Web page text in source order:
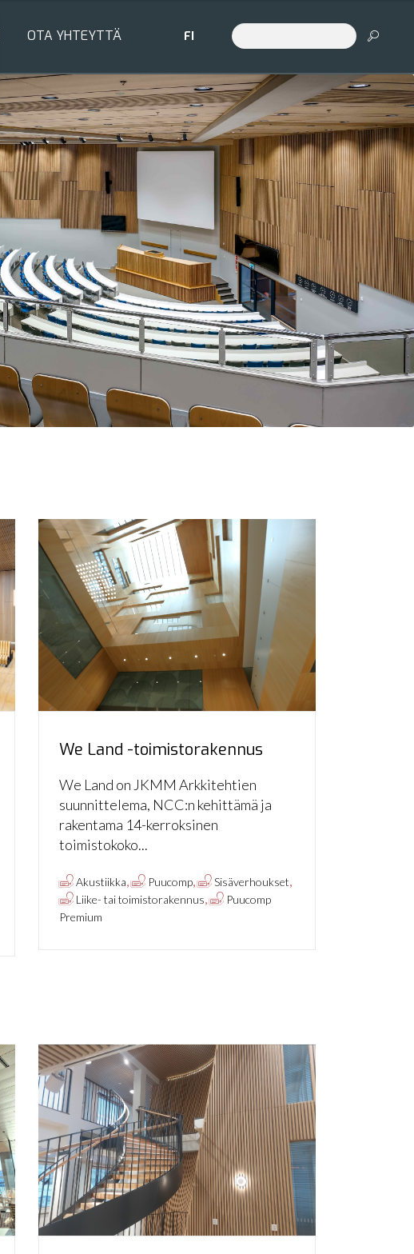
OTA YHTEYTTÄ FI
We Land -toimistorakennus
We Land on JKMM Arkkitehtien
suunnittelema, NCC:n kehittämä ja
rakentama 14-kerroksinen
toimistokoko...
Akustiikka , Puucomp, Sisäverhoukset
Liike- tai toimistorakennus ,
Puucomp
Premium